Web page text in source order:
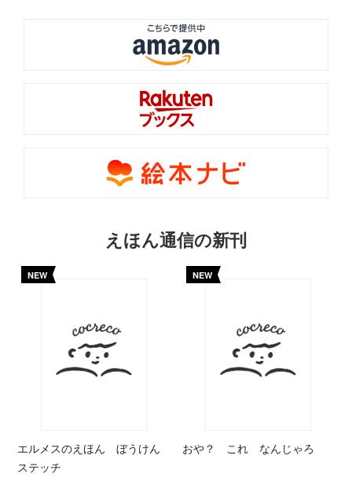
えほん通信の新刊
NEW
エルメスのえほん ぼうけん
ステッチ
NEW
おや？ これ なんじゃろ